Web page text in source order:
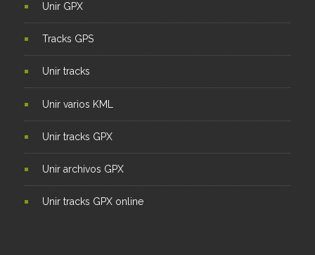
Unir GPX
Tracks GPS
Unir tracks
Unir varios KML
Unir tracks GPX
Unir archivos GPX
Unir tracks GPX online